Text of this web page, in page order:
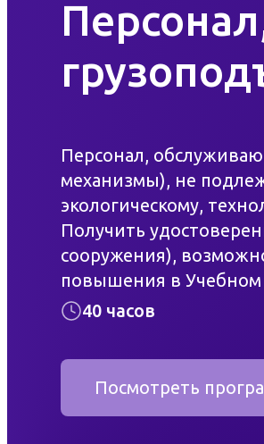
Материально-
оснащение
Доступная среда
Фотогаллерея
Персонал,
механизмы), не
экологическому,
Получить
сооружения),
повышения в
Не все подъемные
Исходя из этого,
и получения
(повышение
40 часов
Посмотреть